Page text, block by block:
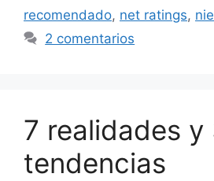
recomendado, net ratings,
2 comentarios
7 realidades y
tendencias